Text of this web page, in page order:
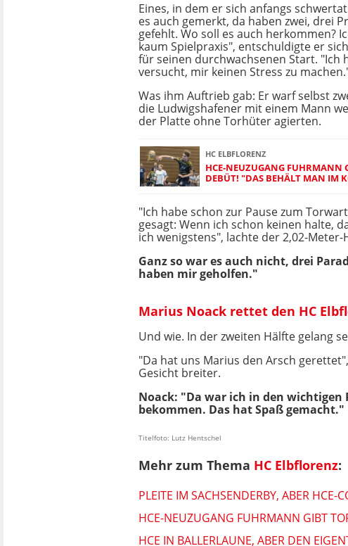
Eines, in dem er sich anfangs
es auch gemerkt, da haben zwei, drei
gefehlt. Wo soll es auch herkommen?
kaum Spielpraxis", entschuldigte er
für seinen durchwachsenen Start. "Ich
versucht, mir keinen Stress zu
Was ihm Auftrieb gab: Er warf selbst
die Ludwigshafener mit einem Mann
der Platte ohne Torhüter agierten.
HC ELBFLORENZ
HCE-NEUZUGANG FUHRMANN
DEBÜT! "DAS BEHÄLT MAN IM
"Ich habe schon zur Pause zum
gesagt: Wenn ich schon keinen halte,
ich wenigstens", lachte der 2,02-Meter-
Ganz so war es auch nicht, drei
haben mir geholfen."
Marius Noack rettet den HC
Und wie. In der zweiten Hälfte gelang
"Da hat uns Marius den Arsch
Gesicht breiter.
Noack: "Da war ich in den wichtigen
bekommen. Das hat Spaß gemacht."
Titelfoto: Lutz Hentschel
Mehr zum Thema HC Elbflorenz:
PLEITE IM SACHSENDERBY, ABER HCE-
HCE-NEUZUGANG FUHRMANN GIBT
HCE IN BALLERLAUNE, ABER DEN